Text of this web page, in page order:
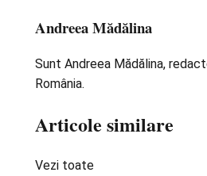
Andreea Mădălina
Sunt Andreea Mădălina,
România.
Articole similare
Vezi toate